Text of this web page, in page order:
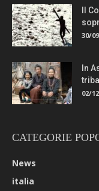
Il
30/
In
02/
CATEGORIE
News
italia